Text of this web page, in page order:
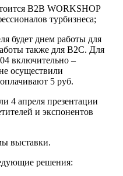
B2B WORKSHOP
турбизнеса;
будет днем работы для
также для B2C. Для
включительно –
осуществили
5 руб.
4 апреля презентации
и экспонентов
выставки.
решения: